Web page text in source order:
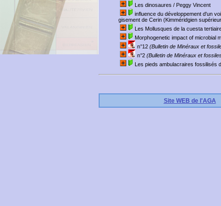
Les dinosaures / Peggy Vincent
influence du développement d'un
gisement de Cerin (Kimméridgien
Les Mollusques de la cuesta
Morphogenetic impact of microbial
n°12 (Bulletin de Minéraux et
n°2 (Bulletin de Minéraux et
Les pieds ambulacraires fossilisés
Site WEB de l'AGA